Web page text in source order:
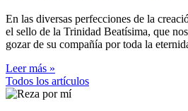
En las diversas perfecciones de la
el sello de la Trinidad Beatísima, que
gozar de su compañía por toda la
Leer más »
Todos los artículos